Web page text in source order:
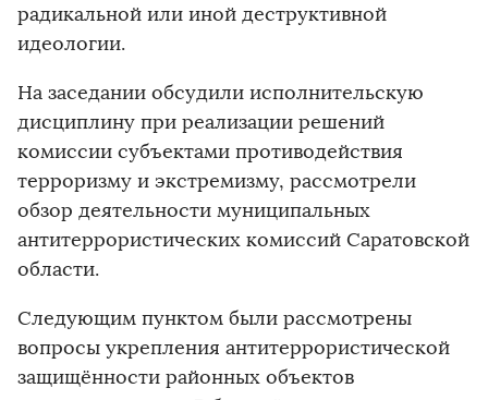
радикальной или иной деструктивной
идеологии.
На заседании обсудили исполнительскую
дисциплину при реализации решений
комиссии субъектами противодействия
терроризму и экстремизму, рассмотрели
обзор деятельности муниципальных
антитеррористических комиссий Саратовской
области.
Следующим пунктом были рассмотрены
вопросы укрепления антитеррористической
защищённости районных объектов